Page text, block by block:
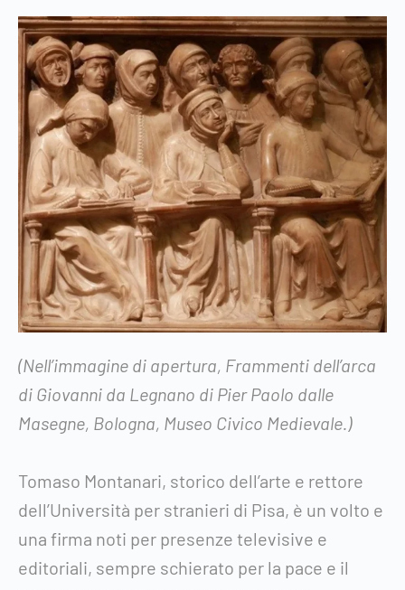
(Nell’immagine di apertura, Frammenti dell’arca
di Giovanni da Legnano di Pier Paolo dalle
Masegne, Bologna, Museo Civico Medievale.)
Tomaso Montanari, storico dell’arte e rettore
dell’Università per stranieri di Pisa, è un volto e
una firma noti per presenze televisive e
editoriali, sempre schierato per la pace e il